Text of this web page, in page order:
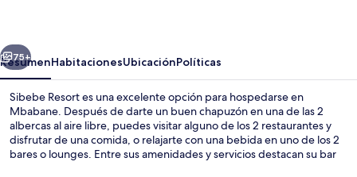
Siguiente
75+
ResumenHabitacionesUbicaciónPolíticas
Sibebe Resort es una excelente opción para hospedarse en
Mbabane. Después de darte un buen chapuzón en una de las 2
albercas al aire libre, puedes visitar alguno de los 2 restaurantes y
disfrutar de una comida, o relajarte con una bebida en uno de los 2
bares o lounges. Entre sus amenidades y servicios destacan su bar